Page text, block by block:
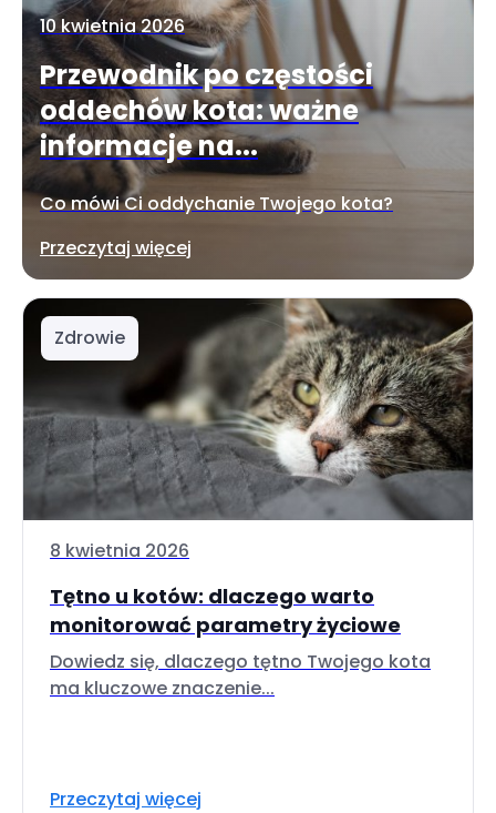
10 kwietnia 2026
Przewodnik po częstości
oddechów kota: ważne
informacje na...
Co mówi Ci oddychanie Twojego kota?
Przeczytaj więcej
Zdrowie
8 kwietnia 2026
Tętno u kotów: dlaczego warto
monitorować parametry życiowe
Dowiedz się, dlaczego tętno Twojego kota
ma kluczowe znaczenie...
Przeczytaj więcej